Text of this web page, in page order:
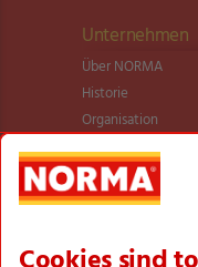
Unternehmen
Über NORMA
Historie
Organisation
International
Logistik
Filialnetz
Karriere